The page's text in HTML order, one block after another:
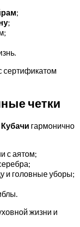
;
;
сертификатом
четки
гармонично
с аятом;
и головные уборы;
жизни и